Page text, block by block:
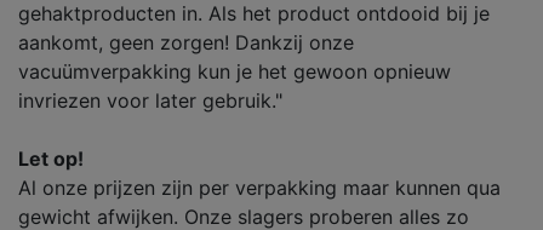
gehaktproducten in. Als het product ontdooid bij je
aankomt, geen zorgen! Dankzij onze
vacuümverpakking kun je het gewoon opnieuw
invriezen voor later gebruik."
Let op!
Al onze prijzen zijn per verpakking maar kunnen qua
gewicht afwijken. Onze slagers proberen alles zo